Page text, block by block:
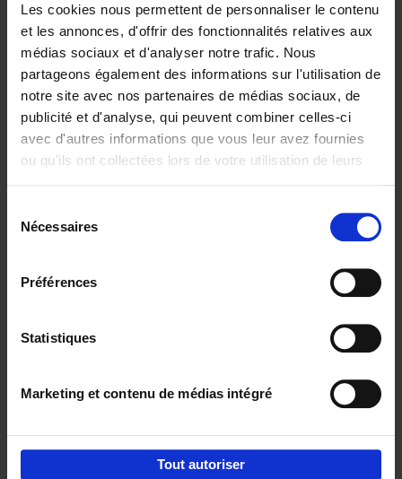
Les cookies nous permettent de personnaliser le contenu
et les annonces, d'offrir des fonctionnalités relatives aux
médias sociaux et d'analyser notre trafic. Nous
partageons également des informations sur l'utilisation de
notre site avec nos partenaires de médias sociaux, de
publicité et d'analyse, qui peuvent combiner celles-ci
avec d'autres informations que vous leur avez fournies
ou qu'ils ont collectées lors de votre utilisation de leurs
Nécessaires
Préférences
Statistiques
Marketing et contenu de médias intégré
Tout autoriser
The Offer You Can't
Refuse
Steven Van Belleghem
Couverture souple
2020 256
€37,50
Building Bonds = Building